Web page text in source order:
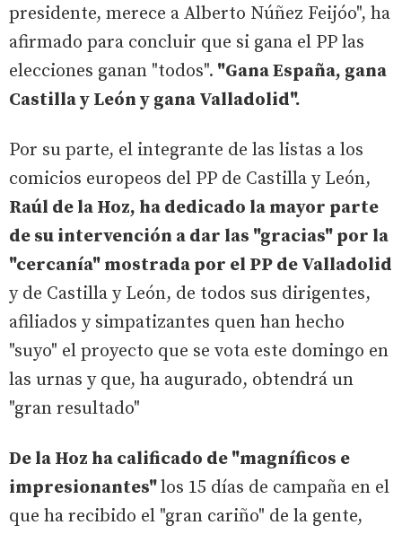
presidente, merece a Alberto Núñez Feijóo", ha
afirmado para concluir que si gana el PP las
elecciones ganan "todos". "Gana España, gana
Castilla y León y gana Valladolid".
Por su parte, el integrante de las listas a los
comicios europeos del PP de Castilla y León,
Raúl de la Hoz, ha dedicado la mayor parte
de su intervención a dar las "gracias" por la
"cercanía" mostrada por el PP de Valladolid
y de Castilla y León, de todos sus dirigentes,
afiliados y simpatizantes quen han hecho
"suyo" el proyecto que se vota este domingo en
las urnas y que, ha augurado, obtendrá un
"gran resultado"
De la Hoz ha calificado de "magníficos e
impresionantes"los 15 días de campaña en el
que ha recibido el "gran cariño" de la gente,